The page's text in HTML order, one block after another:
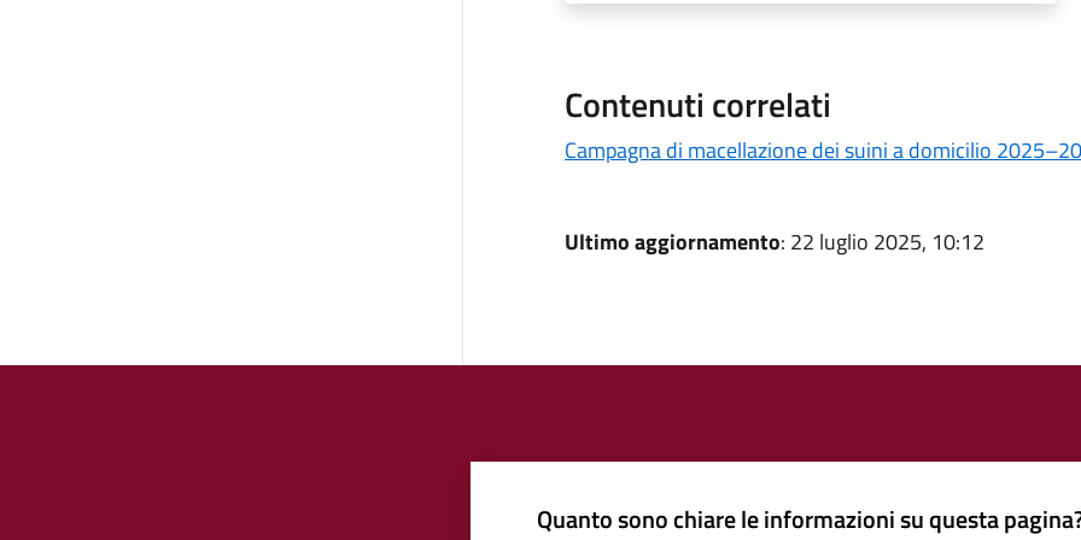
Contenuti correlati
Campagna di macellazione dei suini a domicilio
Ultimo aggiornamento: 22 luglio 2025, 10:12
Quanto sono chiare le informazioni su questa